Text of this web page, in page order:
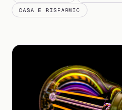
CASA E RISPARMIO